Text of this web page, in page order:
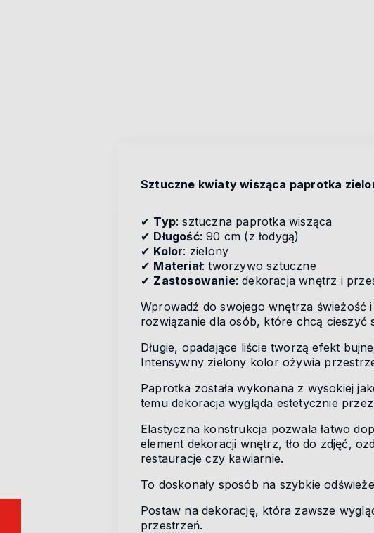
Sztuczne kwiaty wisząca paprotka
✔ Typ: sztuczna paprotka wisząca
✔ Długość: 90 cm (z łodygą)
✔ Kolor: zielony
✔ Materiał: tworzywo sztuczne
✔ Zastosowanie: dekoracja wnętrz i
Wprowadź do swojego wnętrza świeżość
rozwiązanie dla osób, które chcą cieszyć
Długie, opadające liście tworzą efekt
Intensywny zielony kolor ożywia
Paprotka została wykonana z wysokiej
temu dekoracja wygląda estetycznie
Elastyczna konstrukcja pozwala łatwo
element dekoracji wnętrz, tło do zdjęć,
restauracje czy kawiarnie.
To doskonały sposób na szybkie
Postaw na dekorację, która zawsze
przestrzeń.